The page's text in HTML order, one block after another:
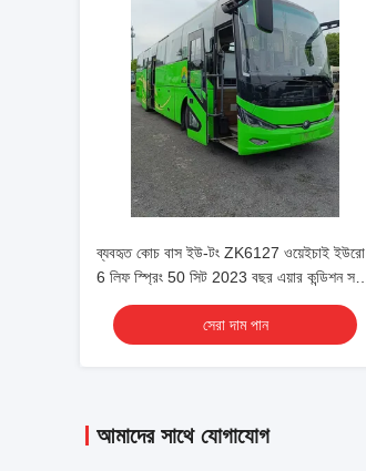
ব্যবহৃত কোচ বাস ইউ-টং ZK6127 ওয়েইচাই ইউরো
6 লিফ স্প্রিং 50 সিট 2023 বছর এয়ার কন্ডিশন সহ
লাক্স ট্রান্সপোর্ট শাটল বা দীর্ঘ দূরত্বের জন্য
সেরা দাম পান
আমাদের সাথে যোগাযোগ